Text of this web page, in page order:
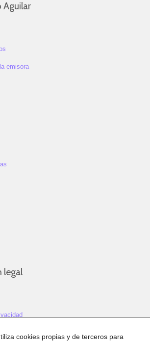
Aguilar
emisora
legal
cookies propias y de terceros para